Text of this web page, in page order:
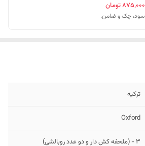
۸۷۵٬۰۰۰تومان
ترکیه
Oxford
3 - (ملحفه کش دار و دو عدد روبالشی)